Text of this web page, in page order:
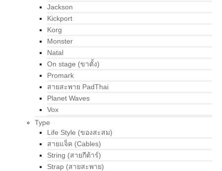
Jackson
Kickport
Korg
Monster
Natal
On stage (ขาตั้ง)
Promark
สายสะพาย PadThai
Planet Waves
Vox
Type
Life Style (ของสะสม)
สายแจ็ค (Cables)
String (สายกีต้าร์)
Strap (สายสะพาย)